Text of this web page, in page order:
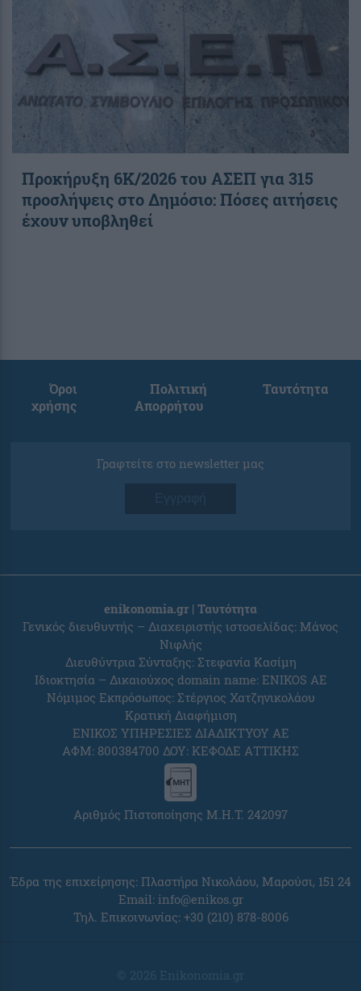
Προκήρυξη 6Κ/2026 του ΑΣΕΠ για 315
προσλήψεις στο Δημόσιο: Πόσες αιτήσεις
έχουν υποβληθεί
Όροι
χρήσης
Πολιτική
Απορρήτου
Ταυτότητα
Γραφτείτε στο newsletter μας
Εγγραφή
enikonomia.gr | Ταυτότητα
Γενικός διευθυντής – Διαχειριστής ιστοσελίδας: Μάνος
Νιφλής
Διευθύντρια Σύνταξης: Στεφανία Κασίμη
Ιδιοκτησία – Δικαιούχος domain name: ENIKOS AE
Νόμιμος Εκπρόσωπος: Στέργιος Χατζηνικολάου
Κρατική Διαφήμιση
ΕΝΙΚΟΣ ΥΠΗΡΕΣΙΕΣ ΔΙΑΔΙΚΤΥΟΥ ΑΕ
ΑΦΜ: 800384700 ΔΟΥ: ΚΕΦΟΔΕ ΑΤΤΙΚΗΣ
Αριθμός Πιστοποίησης Μ.Η.Τ. 242097
Έδρα της επιχείρησης: Πλαστήρα Νικολάου, Μαρούσι, 151 24
Email: info@enikos.gr
Τηλ. Επικοινωνίας: +30 (210) 878-8006